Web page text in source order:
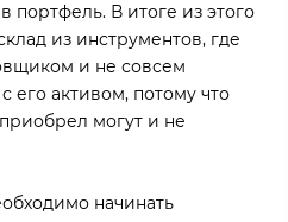
портфель. В итоге из этого
из инструментов, где
и не совсем
его активом, потому что
могут и не
начинать